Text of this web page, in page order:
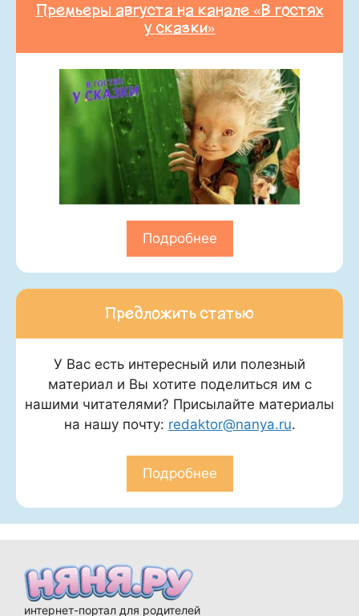
Премьеры августа на канале «В гостях
у сказки»
Подробнее
Предложить статью
У Вас есть интересный или полезный
материал и Вы хотите поделиться им с
нашими читателями? Присылайте материалы
на нашу почту: redaktor@nanya.ru.
Подробнее
интернет-портал для родителей